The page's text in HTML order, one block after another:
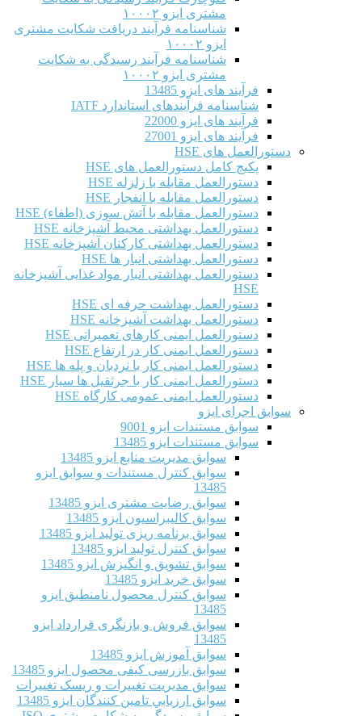
مشتری ایزو ۱۰۰۰۲
شناسنامه فرآیند دریافت شکایت مشتری
ایزو ۱۰۰۰۲
شناسنامه فرآیند رسیدگی به شکایت
مشتری ایزو ۱۰۰۰۲
فرآیند های ایزو 13485
شناسنامه فرآیندهای استاندارد IATF
فرآیند های ایزو 22000
فرآیند های ایزو 27001
دستورالعمل های HSE
پکیج کامل دستورالعمل های HSE
دستورالعمل مقابله با زلزله HSE
دستورالعمل مقابله با انفجار HSE
دستورالعمل مقابله با آتش سوزی (اطفاء) HSE
دستورالعمل بهداشتی محیط آشپزخانه HSE
دستورالعمل بهداشتی کارکنان آشپزخانه HSE
دستورالعمل بهداشتی انبار ها HSE
دستورالعمل بهداشتی انبار مواد غذایی آشپزخانه
HSE
دستورالعمل بهداشت حرفه ای HSE
دستورالعمل بهداشت آشپزخانه HSE
دستورالعمل ایمنی کارهای تعمیراتی HSE
دستورالعمل ایمنی کار در ارتفاع HSE
دستورالعمل ایمنی کار با نردبان و پله ها HSE
دستورالعمل ایمنی کار با جرثقیل ها سیار HSE
دستورالعمل ایمنی عمومی کارگاه HSE
سوابق اجرای ایزو
سوابق مستندات ایزو 9001
سوابق مستندات ایزو 13485
سوابق مدیریت منابع ایزو 13485
سوابق کنترل مستندات و سوابق ایزو
13485
سوابق رضایت مشتری ایزو 13485
سوابق كاليبراسيون ایزو 13485
سوابق برنامه ریزی تولید ایزو 13485
سوابق کنترل تولید ایزو 13485
سوابق تشویق و انگیزش ایزو 13485
سوابق خرید ایزو 13485
سوابق کنترل محصول نامنطبق ایزو
13485
سوابق فروش و بازنگری قرارداد ایزو
13485
سوابق آموزش ایزو 13485
سوابق بازرسی کیفی محصول ایزو 13485
سوابق مدیریت تغییرات و ریسک تغییرات
سوابق ارزيابي تامين كنندگان ایزو 13485